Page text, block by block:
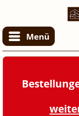
Menü